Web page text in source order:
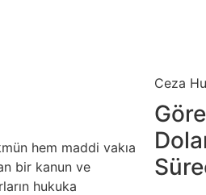
hem maddi vakıa
bir kanun ve
hukuka
Ceza